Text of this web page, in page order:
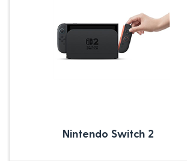
Nintendo Switch 2